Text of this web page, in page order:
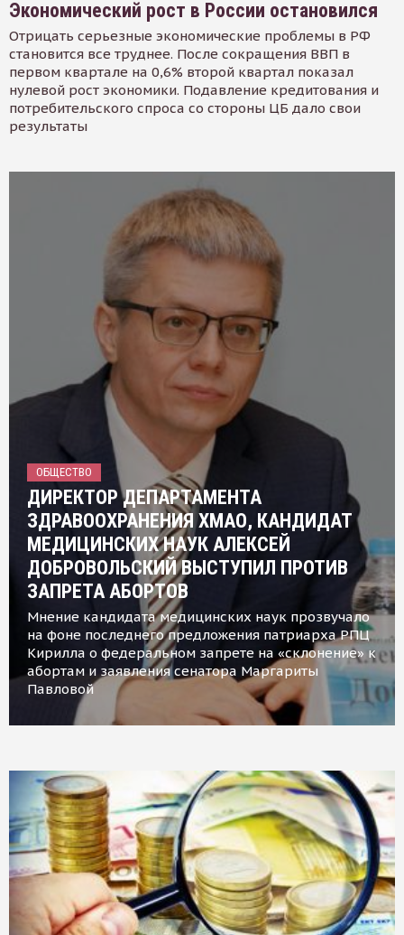
Экономический рост в России остановился
Отрицать серьезные экономические проблемы в РФ
становится все труднее. После сокращения ВВП в
первом квартале на 0,6% второй квартал показал
нулевой рост экономики. Подавление кредитования и
потребительского спроса со стороны ЦБ дало свои
результаты
ОБЩЕСТВО
ДИРЕКТОР ДЕПАРТАМЕНТА
ЗДРАВООХРАНЕНИЯ ХМАО, КАНДИДАТ
МЕДИЦИНСКИХ НАУК АЛЕКСЕЙ
ДОБРОВОЛЬСКИЙ ВЫСТУПИЛ ПРОТИВ
ЗАПРЕТА АБОРТОВ
Мнение кандидата медицинских наук прозвучало
на фоне последнего предложения патриарха РПЦ
Кирилла о федеральном запрете на «склонение» к
абортам и заявления сенатора Маргариты
Павловой